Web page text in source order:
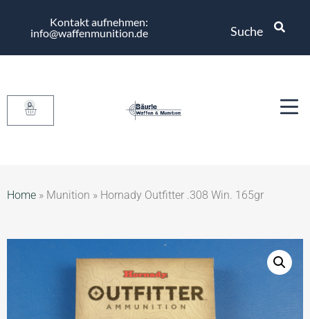
Kontakt aufnehmen:
info@waffenmunition.de
Suche
0
Home » Munition » Hornady Outfitter .308 Win. 165gr